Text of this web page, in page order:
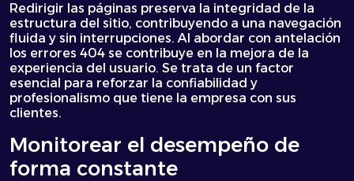
Redirigir las páginas preserva la integridad de la
estructura del sitio, contribuyendo a una navegación
fluida y sin interrupciones. Al abordar con antelación
los errores 404 se contribuye en la mejora de la
experiencia del usuario. Se trata de un factor
esencial para reforzar la confiabilidad y
profesionalismo que tiene la empresa con sus
clientes.
Monitorear el desempeño de
forma constante